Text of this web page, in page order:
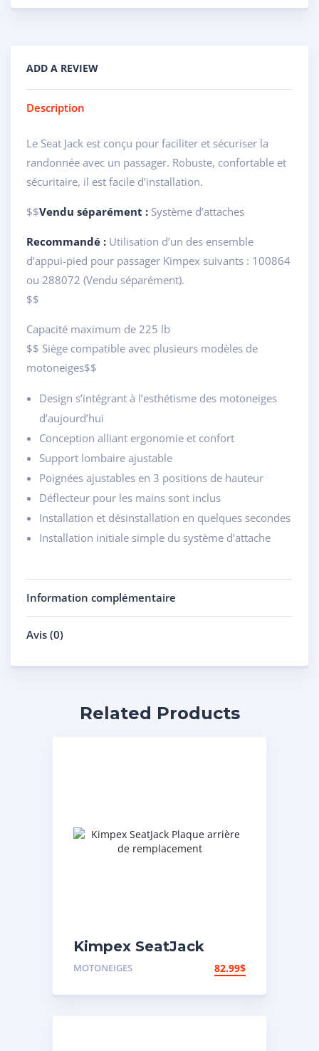
ADD A REVIEW
Description
Le Seat Jack est conçu pour faciliter et sécuriser la
randonnée avec un passager. Robuste, confortable et
sécuritaire, il est facile d’installation.
$$Vendu séparément : Système d’attaches
Recommandé : Utilisation d’un des ensemble
d’appui-pied pour passager Kimpex suivants : 100864
ou 288072 (Vendu séparément).
$$
Capacité maximum de 225 lb
$$ Siège compatible avec plusieurs modèles de
motoneiges$$
Design s’intégrant à l’esthétisme des motoneiges
d’aujourd’hui
Conception alliant ergonomie et confort
Support lombaire ajustable
Poignées ajustables en 3 positions de hauteur
Déflecteur pour les mains sont inclus
Installation et désinstallation en quelques secondes
Installation initiale simple du système d’attache
Information complémentaire
Avis (0)
Related Products
Kimpex SeatJack
Plaque arrière de
MOTONEIGES 82.99$